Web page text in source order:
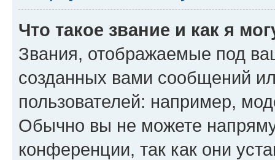
Что такое звание и как я
Звания, отображаемые под
созданных вами сообщений
пользователей: например,
Обычно вы не можете
конференции, так как они